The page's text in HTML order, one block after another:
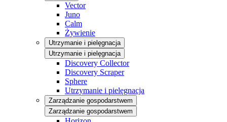
Vector
Juno
Calm
Żywienie
Utrzymanie i pielęgnacja
Utrzymanie i pielęgnacja
Discovery Collector
Discovery Scraper
Sphere
Utrzymanie i pielęgnacja
Zarządzanie gospodarstwem
Zarządzanie gospodarstwem